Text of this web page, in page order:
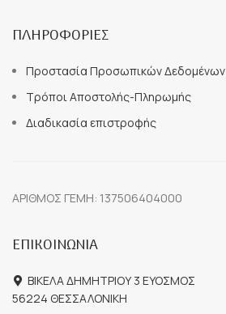
ΠΛΗΡΟΦΟΡΙΕΣ
Προστασία Προσωπικών Δεδομένων
Τρόποι Αποστολής-Πληρωμής
Διαδικασία επιστροφής
ΑΡΙΘΜΟΣ ΓΕΜΗ: 137506404000
ΕΠΙΚΟΙΝΩΝΙΑ
ΒΙΚΕΛΑ ΔΗΜΗΤΡΙΟΥ 3 ΕΥΟΣΜΟΣ
56224 ΘΕΣΣΑΛΟΝΙΚΗ